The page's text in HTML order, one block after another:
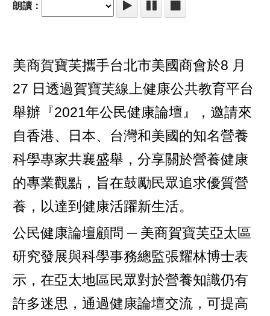
朗讀：
美商賀寶芙攜手台北市美國商會於8 月
27 日透過賀寶芙線上健康公共教育平台
舉辦『2021年公民健康論壇』，邀請來
自香港、日本、台灣和美國的知名營養
科學專家共襄盛舉，分享關於營養健康
的專業觀點，旨在鼓勵民眾追求優質營
養，以達到健康活躍新生活。
公民健康論壇顧問 ─ 美商賀寶芙亞太區
研究發展與科學事務總監張耀林博士表
示，在亞太地區民眾對於營養知識仍有
許多迷思，通過健康論壇交流，可提高